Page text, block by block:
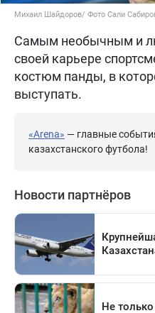
Михаил Шайдоров/ Фото Сали
Самым необычным и
своей карьере
костюм панды, в
выступать.
«Arena» — главные
казахстанского футбола!